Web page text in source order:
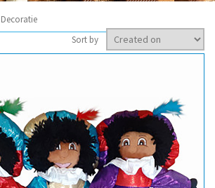
Decoratie
Sort by